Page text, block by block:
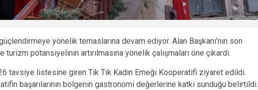
yönelik temaslarına devam ediyor. Alan Başkanı’nın son
potansiyelinin artırılmasına yönelik çalışmaları öne çıkardı.
tavsiye listesine giren Tık Tık Kadın Emeği Kooperatifi ziyaret edildi.
başarılarının bölgenin gastronomi değerlerine katkı sunduğu belirtildi.